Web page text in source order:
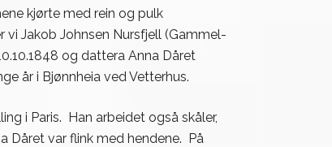
kjørte med rein og pulk
vi Jakob Johnsen Nursfjell (Gammel-
og dattera Anna Dåret
år i Bjønnheia ved Vetterhus.
i Paris. Han arbeidet også skåler,
Dåret var flink med hendene. På